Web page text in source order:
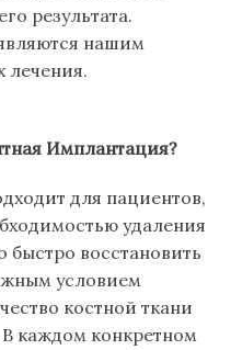
результата.
нашим
лечения.
Имплантация?
для пациентов,
удаления
восстановить
условием
костной ткани
В каждом конкретном